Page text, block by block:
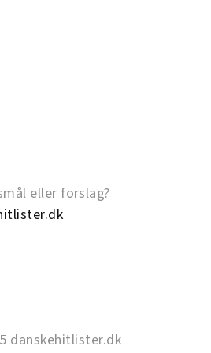
eller forslag?
danskehitlister.dk